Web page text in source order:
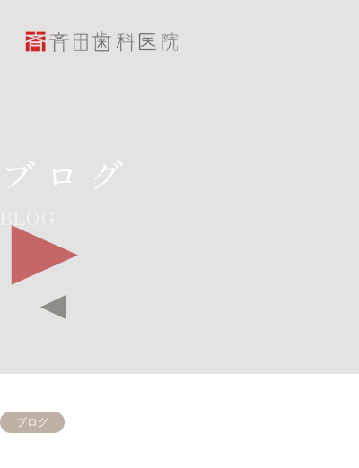
斉田歯科医院
ブログ
ブログ